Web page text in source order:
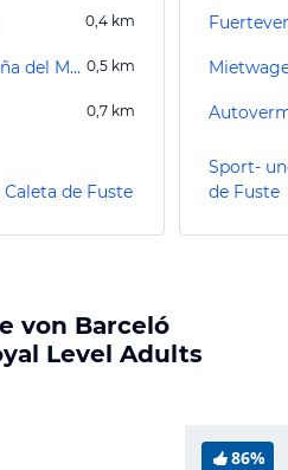
0,4 km
Statue Virgen de La Peña del Mar 0,5 km
0,7 km
de Fuste
Sport-
de Fuste
von Barceló
Level Adults
86%